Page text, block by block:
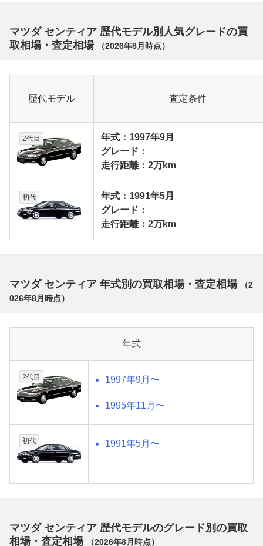
マツダ センティア 歴代モデル別人気グレードの買
取相場・査定相場
（2026年8月 時点）
歴代モデル 査定条件
2代目
年式：1997年9月
グレード：
走行距離：2万km
初代
年式：1991年5月
グレード：
走行距離：2万km
マツダ センティア 年式別の買取相場・査定相場 （2
026年8月 時点）
年式
2代目 1997年9月〜
1995年11月〜
初代 1991年5月〜
マツダ センティア 歴代モデルのグレード別の買取
相場・査定相場
（2026年8月 時点）